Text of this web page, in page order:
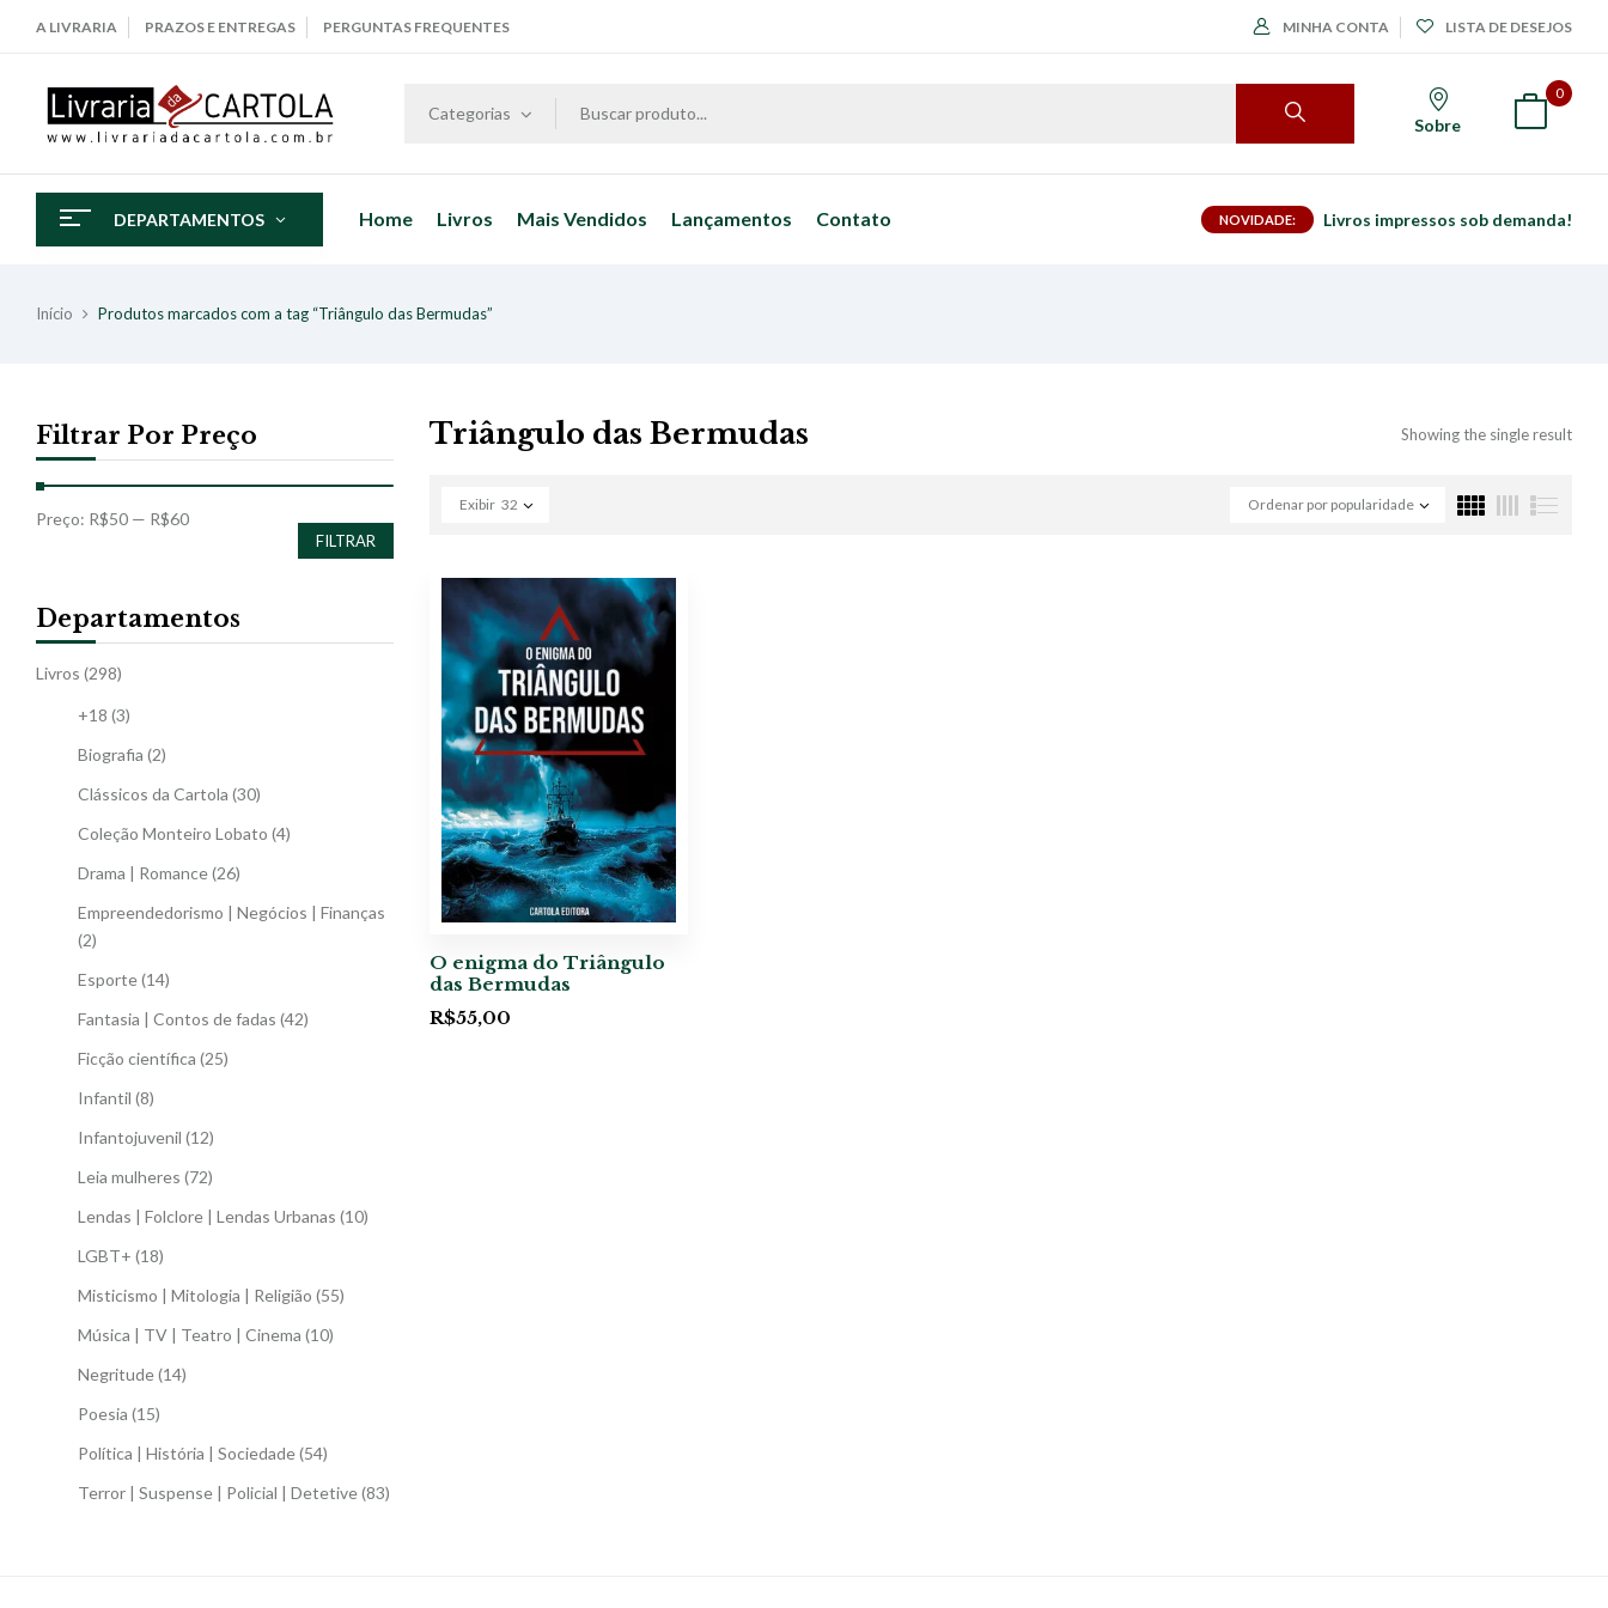
A LIVRARIA PRAZOS E ENTREGAS PERGUNTAS FREQUENTES MINHA CONTA LISTA DE DESEJOS
Categorias
Sobre
0
DEPARTAMENTOS Home Livros Mais Vendidos Lançamentos Contato NOVIDADE: Livros impressos sob demanda!
Início Produtos marcados com a tag “Triângulo das Bermudas”
Filtrar Por Preço
FILTRAR
Preço: R$50 — R$60
Departamentos
Livros (298)
+18 (3)
Biografia (2)
Clássicos da Cartola (30)
Coleção Monteiro Lobato (4)
Drama | Romance(26)
Empreendedorismo | Negócios | Finanças
(2)
Esporte(14)
Fantasia | Contos de fadas (42)
Ficção científica (25)
Infantil (8)
Infantojuvenil (12)
Leia mulheres (72)
Lendas | Folclore | Lendas Urbanas (10)
LGBT+ (18)
Misticismo | Mitologia | Religião (55)
Música | TV | Teatro | Cinema (10)
Negritude(14)
Poesia (15)
Política | História | Sociedade(54)
Terror | Suspense | Policial | Detetive(83)
Triângulo das Bermudas Showing the single result
Ordenar por popularidade
Exibir 32
O enigma do Triângulo
das Bermudas
R$55,00